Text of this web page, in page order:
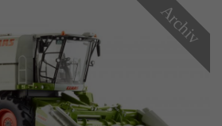
Archiv